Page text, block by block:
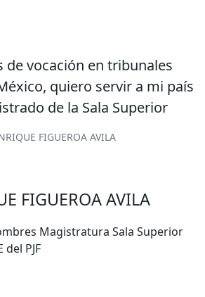
de vocación en tribunales
quiero servir a mi país
de la Sala Superior
FIGUEROA AVILA
FIGUEROA AVILA
Magistratura Sala Superior
del PJF